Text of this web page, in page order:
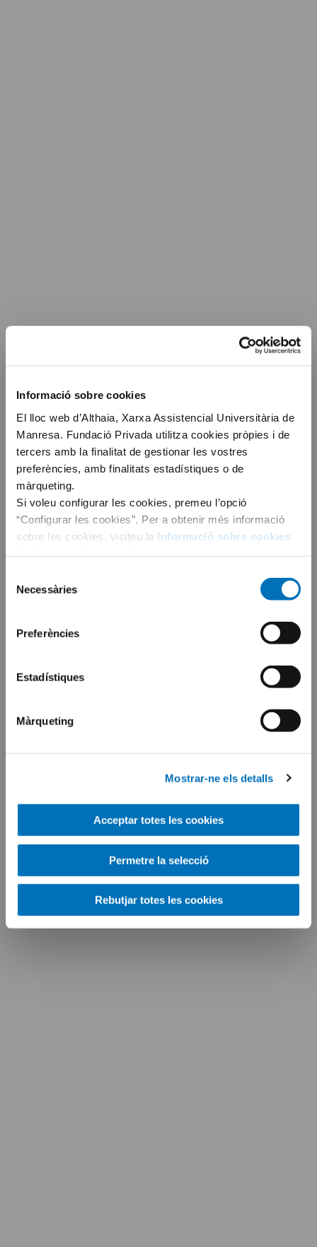
Informació sobre cookies
El lloc web d’Althaia, Xarxa Assistencial Universitària de
Manresa. Fundació Privada utilitza cookies pròpies i de
tercers amb la finalitat de gestionar les vostres
preferències, amb finalitats estadístiques o de
màrqueting.
Si voleu configurar les cookies, premeu l’opció
“Configurar les cookies”. Per a obtenir més informació
sobre les cookies, visiteu la Informació sobre cookies
Necessàries
Preferències
Estadístiques
Màrqueting
Mostrar-ne els detalls
Acceptar totes les cookies
Permetre la selecció
Rebutjar totes les cookies